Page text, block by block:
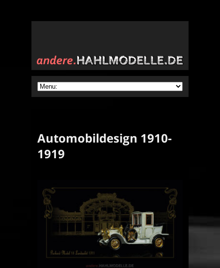
Automobildesign 1910-
1919